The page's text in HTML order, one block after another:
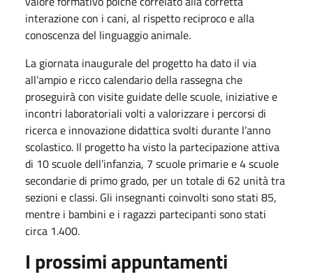
interazione con i cani, al rispetto reciproco e alla
conoscenza del linguaggio animale.
La giornata inaugurale del progetto ha dato il via
all’ampio e ricco calendario della rassegna che
proseguirà con visite guidate delle scuole, iniziative e
incontri laboratoriali volti a valorizzare i percorsi di
ricerca e innovazione didattica svolti durante l’anno
scolastico. Il progetto ha visto la partecipazione attiva
di 10 scuole dell’infanzia, 7 scuole primarie e 4 scuole
secondarie di primo grado, per un totale di 62 unità tra
sezioni e classi. Gli insegnanti coinvolti sono stati 85,
mentre i bambini e i ragazzi partecipanti sono stati
circa 1.400.
I prossimi appuntamenti